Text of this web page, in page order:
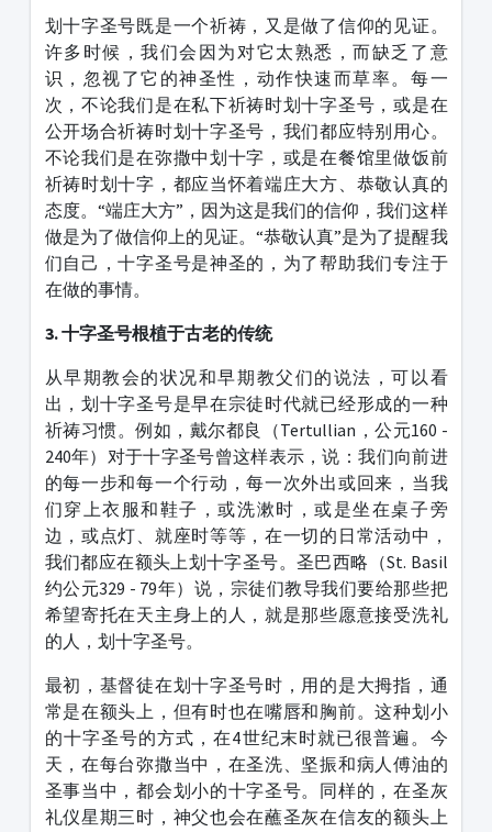
划十字圣号既是一个祈祷，又是做了信仰的见证。
许多时候，我们会因为对它太熟悉，而缺乏了意
识，忽视了它的神圣性，动作快速而草率。每一
次，不论我们是在私下祈祷时划十字圣号，或是在
公开场合祈祷时划十字圣号，我们都应特别用心。
不论我们是在弥撒中划十字，或是在餐馆里做饭前
祈祷时划十字，都应当怀着端庄大方、恭敬认真的
态度。“端庄大方”，因为这是我们的信仰，我们这样
做是为了做信仰上的见证。“恭敬认真”是为了提醒我
们自己，十字圣号是神圣的，为了帮助我们专注于
在做的事情。
3.十字圣号根植于古老的传统
从早期教会的状况和早期教父们的说法，可以看
出，划十字圣号是早在宗徒时代就已经形成的一种
祈祷习惯。例如，戴尔都良（Tertullian ，公元160 -
240年）对于十字圣号曾这样表示，说：我们向前进
的每一步和每一个行动，每一次外出或回来，当我
们穿上衣服和鞋子，或洗漱时，或是坐在桌子旁
边，或点灯、就座时等等，在一切的日常活动中，
我们都应在额头上划十字圣号。圣巴西略（St. Basil
约公元329 - 79年）说，宗徒们教导我们要给那些把
希望寄托在天主身上的人，就是那些愿意接受洗礼
的人，划十字圣号。
最初，基督徒在划十字圣号时，用的是大拇指，通
常是在额头上，但有时也在嘴唇和胸前。这种划小
的十字圣号的方式，在4世纪末时就已很普遍。今
天，在每台弥撒当中，在圣洗、坚振和病人傅油的
圣事当中，都会划小的十字圣号。同样的，在圣灰
礼仪星期三时，神父也会在蘸圣灰在信友的额头上